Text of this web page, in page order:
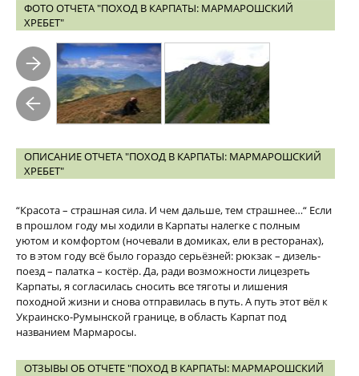
ФОТО ОТЧЕТА "ПОХОД В КАРПАТЫ: МАРМАРОШСКИЙ
ХРЕБЕТ"
ОПИСАНИЕ ОТЧЕТА "ПОХОД В КАРПАТЫ: МАРМАРОШСКИЙ
ХРЕБЕТ"
“Красота – страшная сила. И чем дальше, тем страшнее…“ Если
в прошлом году мы ходили в Карпаты налегке с полным
уютом и комфортом (ночевали в домиках, ели в ресторанах),
то в этом году всё было гораздо серьёзней: рюкзак – дизель-
поезд – палатка – костёр. Да, ради возможности лицезреть
Карпаты, я согласилась сносить все тяготы и лишения
походной жизни и снова отправилась в путь. А путь этот вёл к
Украинско-Румынской границе, в область Карпат под
названием Мармаросы.
ОТЗЫВЫ ОБ ОТЧЕТЕ "ПОХОД В КАРПАТЫ: МАРМАРОШСКИЙ